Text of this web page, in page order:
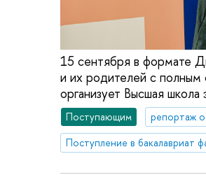
15 сентября в формате
и их родителей с полным
организует Высшая школа
Поступающим репортаж